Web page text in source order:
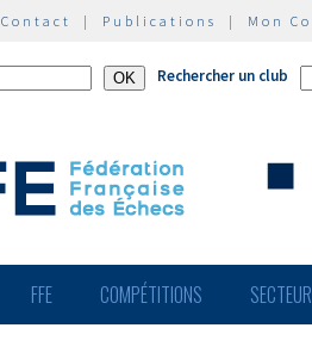
Contact | Publications | Mon
Rechercher un club
FFE COMPÉTITIONS